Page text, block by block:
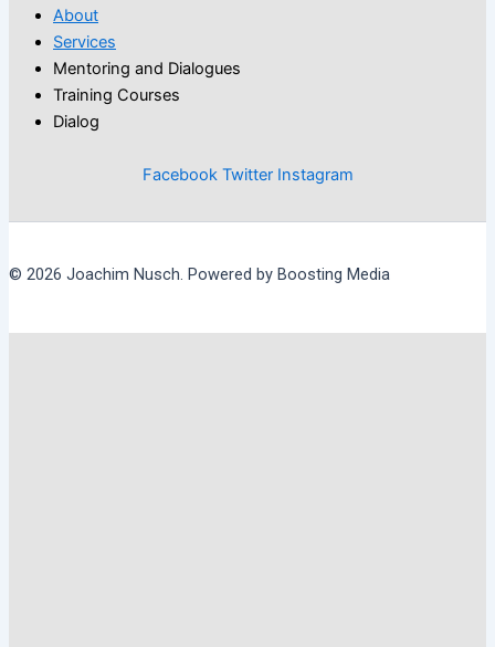
About
Services
Mentoring and Dialogues
Training Courses
Dialog
Facebook Twitter Instagram
© 2026 Joachim Nusch. Powered by Boosting Media